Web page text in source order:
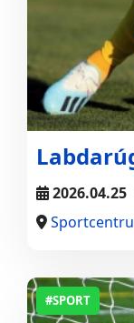
2026.04.25
#SPORT